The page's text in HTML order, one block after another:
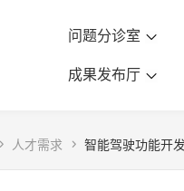
问题分诊室
成果发布厅
 人才需求  智能驾驶功能开